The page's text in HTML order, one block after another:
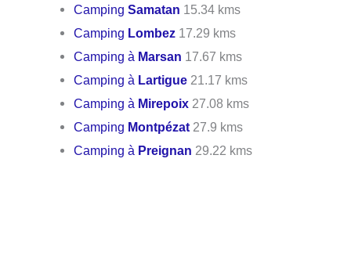
CampingSamatan 15.34 kms
Camping Lombez 17.29 kms
Camping à Marsan 17.67 kms
Camping à Lartigue 21.17 kms
Camping à Mirepoix 27.08 kms
Camping Montpézat 27.9 kms
Camping à Preignan 29.22 kms